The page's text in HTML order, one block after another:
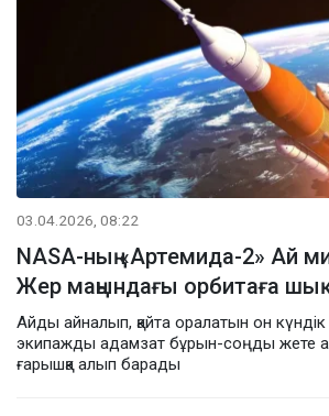
03.04.2026, 08:22
NASA-ның «Артемида-2» Ай
Жер маңындағы орбитаға
Айды айналып, қайта оралатын он
экипажды адамзат бұрын-соңды жете
ғарышқа алып барады